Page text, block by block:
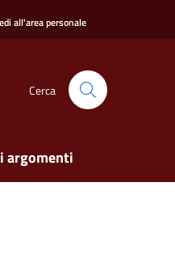
all'area personale
Cerca
argomenti